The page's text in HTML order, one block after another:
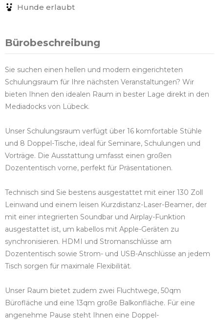
Hunde erlaubt
Bürobeschreibung
Sie suchen einen hellen und modern eingerichteten
Schulungsraum für Ihre nächsten Veranstaltungen? Wir
bieten Ihnen den idealen Raum in bester Lage direkt in den
Mediadocks von Lübeck.
Unser Schulungsraum verfügt über 16 komfortable Stühle
und 8 Doppel-Tische, ideal für Seminare, Schulungen und
Vorträge. Die Ausstattung umfasst einen großen
Dozententisch vorne, perfekt für Präsentationen.
Technisch sind Sie bestens ausgestattet mit einer 130 Zoll
Leinwand und einem leisen Kurzdistanz-Laser-Beamer, der
mit einer integrierten Soundbar und Airplay-Funktion
ausgestattet ist, um kabellos mit Apple-Geräten zu
synchronisieren. HDMI und Stromanschlüsse am
Dozententisch sowie Strom- und USB-Anschlüsse an jedem
Tisch sorgen für maximale Flexibilität.
Unser Raum bietet zudem zwei Fluchtwege, 50qm
Bürofläche und eine 13qm große Balkonfläche. Für eine
angenehme Pause steht Ihnen eine Doppel-